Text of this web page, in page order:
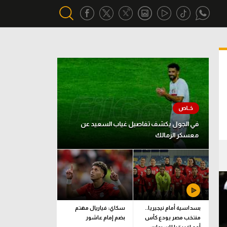
أقسام خاصة
Gamers
ميركاتو
تحقيق في الجول
تقرير في الجول
تحليل في الجول
حكايات في الجول
كويز في الجول
فيديو في الجول
في الجول يكشف تفاصيل غياب السعيد عن
معسكر الزمالك
بسداسية أمام نيجيريا..
منتخب مصر يودع كأس
سكاي: فياريال مهتم
بضم إمام عاشور